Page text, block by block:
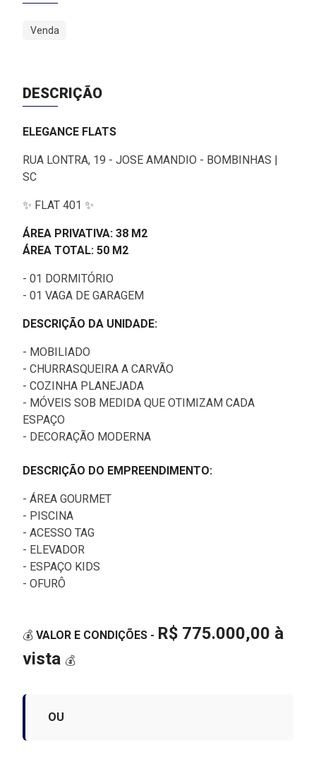
Venda
DESCRIÇÃO
ELEGANCE FLATS
RUA LONTRA, 19 - JOSE AMANDIO - BOMBINHAS |
SC
✨ FLAT 401 ✨
ÁREA PRIVATIVA: 38 M2
ÁREA TOTAL: 50 M2
- 01 DORMITÓRIO
- 01 VAGA DE GARAGEM
DESCRIÇÃO DA UNIDADE:
- MOBILIADO
- CHURRASQUEIRA A CARVÃO
- COZINHA PLANEJADA
- MÓVEIS SOB MEDIDA QUE OTIMIZAM CADA
ESPAÇO
- DECORAÇÃO MODERNA
DESCRIÇÃO DO EMPREENDIMENTO:
- ÁREA GOURMET
- PISCINA
- ACESSO TAG
- ELEVADOR
- ESPAÇO KIDS
- OFURÔ
💰 VALOR E CONDIÇÕES - R$ 775.000,00 à
vista 💰
OU